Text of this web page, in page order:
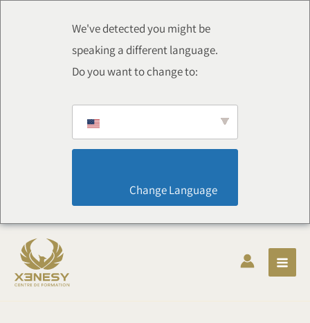
We've detected you might be
speaking a different language.
Do you want to change to: